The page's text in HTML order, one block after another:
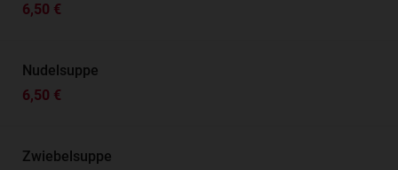
6,50 €
Nudelsuppe
6,50 €
Zwiebelsuppe